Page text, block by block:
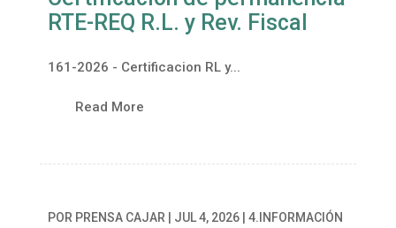
RTE-REQ R.L. y Rev. Fiscal
161-2026 - Certificacion RL y...
Read More
POR PRENSA CAJAR JUL 4, 2026| 4.INFORMACIÓN